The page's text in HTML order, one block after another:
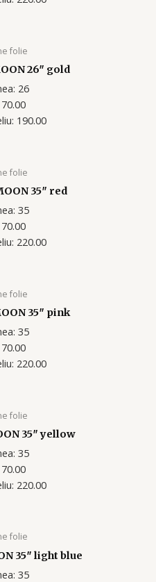
folie
26″ gold
26
190.00
folie
35″ red
35
220.00
folie
35″ pink
35
220.00
folie
35″ yellow
35
220.00
folie
35″ light blue
35